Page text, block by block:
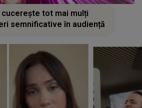
cucerește tot mai mulți
semnificative în audiență